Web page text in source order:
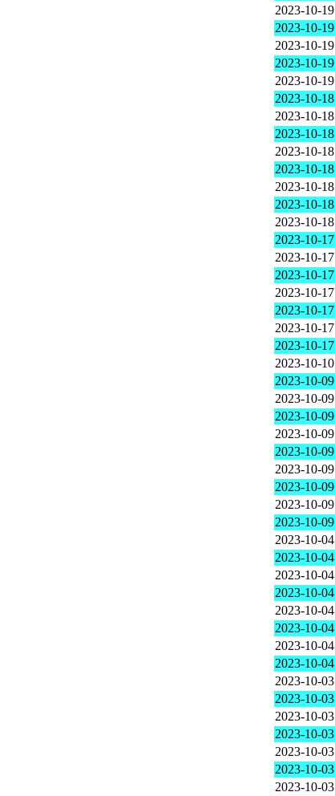
2023-10-19
2023-10-19
2023-10-19
2023-10-19
2023-10-19
2023-10-18
2023-10-18
2023-10-18
2023-10-18
2023-10-18
2023-10-18
2023-10-18
2023-10-18
2023-10-17
2023-10-17
2023-10-17
2023-10-17
2023-10-17
2023-10-17
2023-10-17
2023-10-10
2023-10-09
2023-10-09
2023-10-09
2023-10-09
2023-10-09
2023-10-09
2023-10-09
2023-10-09
2023-10-09
2023-10-04
2023-10-04
2023-10-04
2023-10-04
2023-10-04
2023-10-04
2023-10-04
2023-10-04
2023-10-03
2023-10-03
2023-10-03
2023-10-03
2023-10-03
2023-10-03
2023-10-03